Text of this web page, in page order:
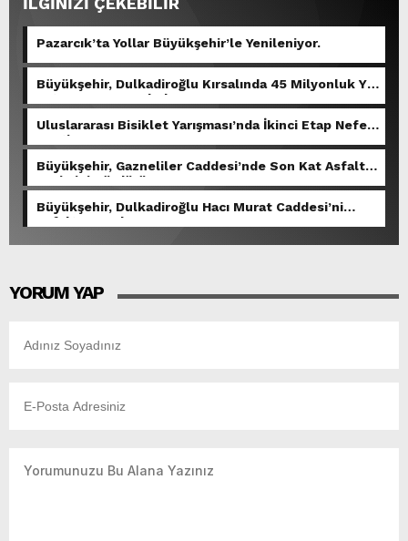
Pazarcık’ta Yollar Büyükşehir’le Yenileniyor.
Büyükşehir, Dulkadiroğlu Kırsalında 45 Milyonluk Yol
Yatırımını Tamamladı.
Uluslararası Bisiklet Yarışması’nda İkinci Etap Nefes
Kesti.
Büyükşehir, Gazneliler Caddesi’nde Son Kat Asfalt
Serimini Sürdürüyor.
Büyükşehir, Dulkadiroğlu Hacı Murat Caddesi’ni
Asfalta Hazırlıyor.
YORUM YAP